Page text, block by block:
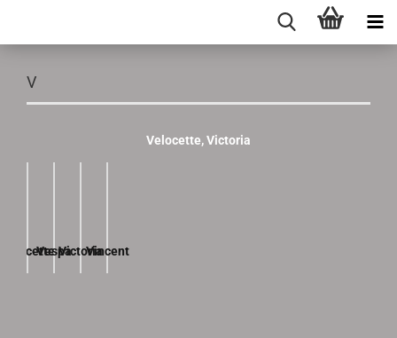
V
Velocette, Victoria
VelocetteVespaVictoriaVincent